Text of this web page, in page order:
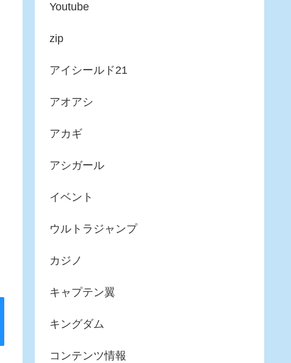
Youtube
zip
アイシールド21
アオアシ
アカギ
アシガール
イベント
ウルトラジャンプ
カジノ
キャプテン翼
キングダム
コンテンツ情報